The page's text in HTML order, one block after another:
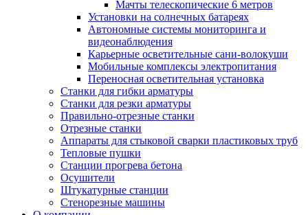
Мачты телескопические 6 метров
Установки на солнечных батареях
Автономные системы мониторинга и
видеонаблюдения
Карьерные осветительные сани-волокуши
Мобильные комплексы электропитания
Переносная осветительная установка
Станки для гибки арматуры
Станки для резки арматуры
Правильно-отрезные станки
Отрезные станки
Аппараты для стыковой сварки пластиковых труб
Тепловые пушки
Станции прогрева бетона
Осушители
Штукатурные станции
Стенорезные машины